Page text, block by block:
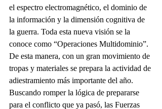
el espectro electromagnético, el dominio de
la información y la dimensión cognitiva de
la guerra. Toda esta nueva visión se la
conoce como “Operaciones Multidominio”.
De esta manera, con un gran movimiento de
tropas y materiales se prepara la actividad de
adiestramiento más importante del año.
Buscando romper la lógica de prepararse
para el conflicto que ya pasó, las Fuerzas